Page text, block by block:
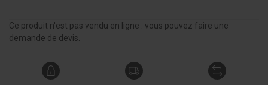
Ce produit n'est pas vendu en ligne : vous pouvez faire une
demande de devis.